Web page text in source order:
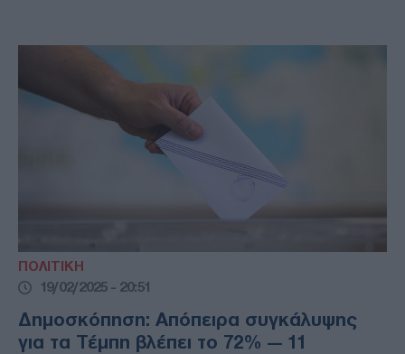
ΠΟΛΙΤΙΚΗ
19/02/2025 - 20:51
Δημοσκόπηση: Απόπειρα συγκάλυψης
για τα Τέμπη βλέπει το 72% — 11